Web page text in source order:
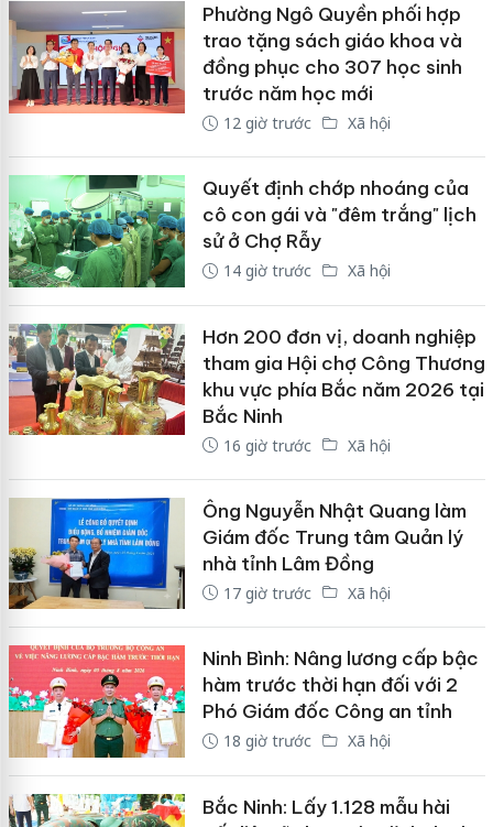
Phường Ngô Quyền phối hợp
trao tặng sách giáo khoa và
đồng phục cho 307 học sinh
trước năm học mới
12 giờ trước Xã hội
Quyết định chớp nhoáng của
cô con gái và "đêm trắng" lịch
sử ở Chợ Rẫy
14 giờ trước Xã hội
Hơn 200 đơn vị, doanh nghiệp
tham gia Hội chợ Công Thương
khu vực phía Bắc năm 2026 tại
Bắc Ninh
16 giờ trước Xã hội
Ông Nguyễn Nhật Quang làm
Giám đốc Trung tâm Quản lý
nhà tỉnh Lâm Đồng
17 giờ trước Xã hội
Ninh Bình: Nâng lương cấp bậc
hàm trước thời hạn đối với 2
Phó Giám đốc Công an tỉnh
18 giờ trước Xã hội
Bắc Ninh: Lấy 1.128 mẫu hài